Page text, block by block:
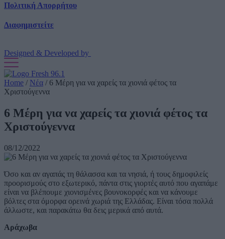
Πολιτική Απορρήτου
Διαφημιστείτε
Designed & Developed by
Home / Νέα / 6 Μέρη για να χαρείς τα χιονιά φέτος τα
Χριστούγεννα
6 Μέρη για να χαρείς τα χιονιά φέτος τα
Χριστούγεννα
08/12/2022
Όσο και αν αγαπάς τη θάλασσα και τα νησιά, ή τους δημοφιλείς
προορισμούς στο εξωτερικό, πάντα στις γιορτές αυτό που αγαπάμε
είναι να βλέπουμε χιονισμένες βουνοκορφές και να κάνουμε
βόλτες στα όμορφα ορεινά χωριά της Ελλάδας. Είναι τόσα πολλά
άλλωστε, και παρακάτω θα δεις μερικά από αυτά.
Αράχωβα